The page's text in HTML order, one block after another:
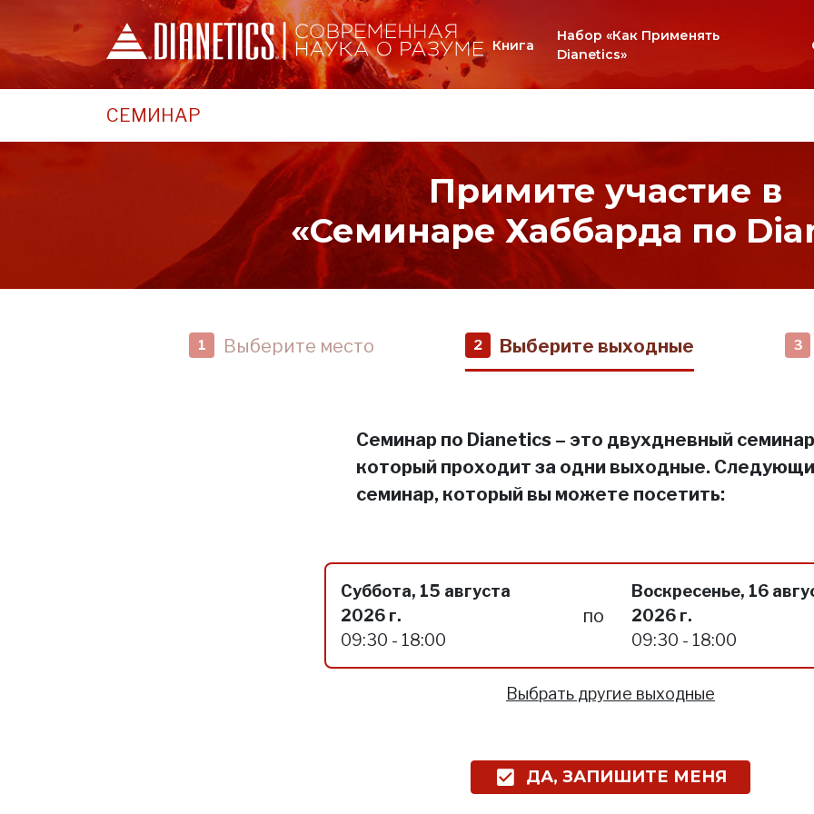
Книга
Набор «Как Применять
Dianetics»
СЕМИНАР
Примите участие в
«Семинаре Хаббарда по
1 Выберите место 2 Выберите выходные 3
Семинар по Dianetics – это двухдневный
который проходит за одни выходные.
семинар, который вы можете посетить:
Суббота, 15 августа
2026 г.
09:30 - 18:00
по
Воскресенье, 16
2026 г.
09:30 - 18:00
Выбрать другие выходные
ДА, ЗАПИШИТЕ МЕНЯ